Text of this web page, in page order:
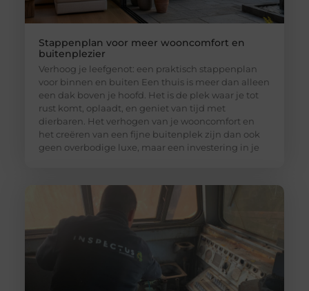
Stappenplan voor meer wooncomfort en
buitenplezier
Verhoog je leefgenot: een praktisch stappenplan
voor binnen en buiten Een thuis is meer dan alleen
een dak boven je hoofd. Het is de plek waar je tot
rust komt, oplaadt, en geniet van tijd met
dierbaren. Het verhogen van je wooncomfort en
het creëren van een fijne buitenplek zijn dan ook
geen overbodige luxe, maar een investering in je